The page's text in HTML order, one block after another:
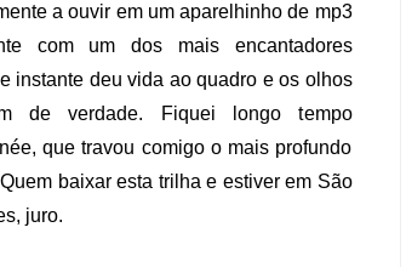
a ouvir em um aparelhinho de mp3
com um dos mais encantadores
instante deu vida ao quadro e os olhos
de verdade. Fiquei longo tempo
que travou comigo o mais profundo
baixar esta trilha e estiver em São
juro.